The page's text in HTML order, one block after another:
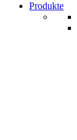
Produkte